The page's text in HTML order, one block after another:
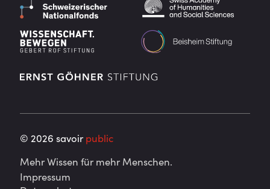
©2026 savoirpublic
Mehr Wissen für mehr Menschen.
Impressum